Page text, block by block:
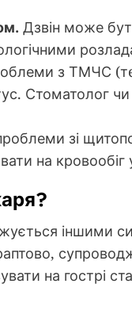
Дзвін може
з ТМЧС
Стоматолог
зі
на кровообіг
іншими
на гострі